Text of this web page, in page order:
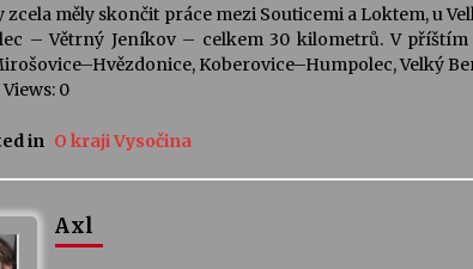
zcela měly skončit práce mezi Souticemi a Loktem, u
– Větrný Jeníkov – celkem 30 kilometrů. V
Koberovice–Humpolec, Velký
0
in O kraji Vysočina
Axl